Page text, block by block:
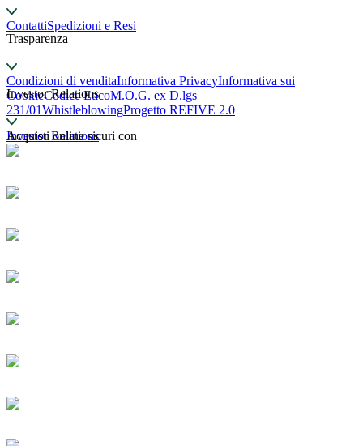
ContattiSpedizioni e Resi
Trasparenza
Condizioni di venditaInformativa PrivacyInformativa sui
CookieCodice EticoM.O.G. ex D.lgs
231/01WhistleblowingProgetto REFIVE 2.0
Investor Relations
Investor Relations
Acquisti online sicuri con